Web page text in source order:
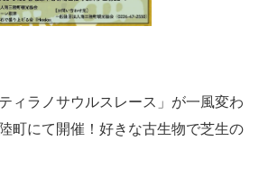
ィラノサウルスレース」が一風変わ
町にて開催！好きな古生物で芝生の